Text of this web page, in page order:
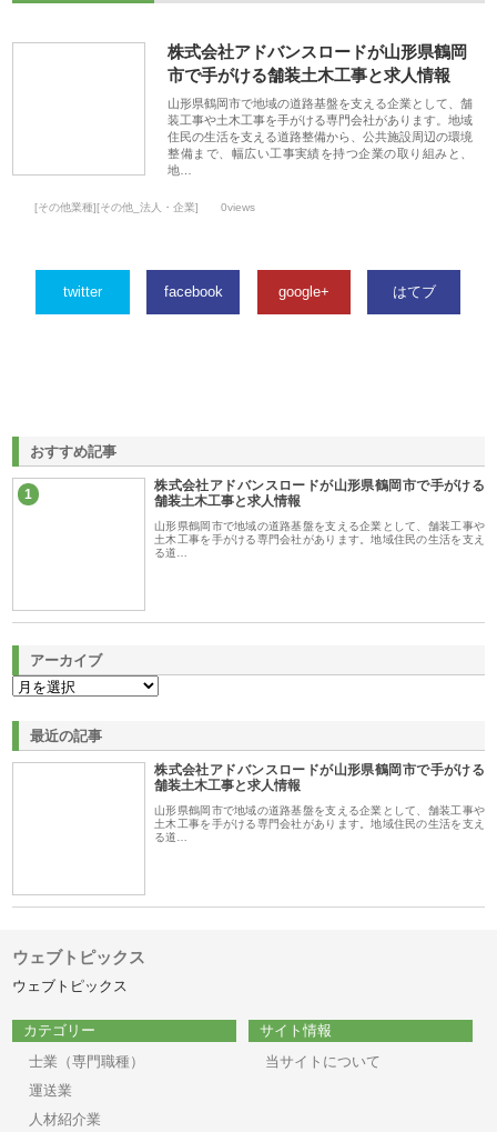
株式会社アドバンスロードが山形県鶴岡
市で手がける舗装土木工事と求人情報
山形県鶴岡市で地域の道路基盤を支える企業として、舗
装工事や土木工事を手がける専門会社があります。地域
住民の生活を支える道路整備から、公共施設周辺の環境
整備まで、幅広い工事実績を持つ企業の取り組みと、
地…
[その他業種][その他_法人・企業] 0views
twitter facebook google+ はてブ
おすすめ記事
1
株式会社アドバンスロードが山形県鶴岡市で手がける
舗装土木工事と求人情報
山形県鶴岡市で地域の道路基盤を支える企業として、舗装工事や
土木工事を手がける専門会社があります。地域住民の生活を支え
る道…
アーカイブ
最近の記事
株式会社アドバンスロードが山形県鶴岡市で手がける
舗装土木工事と求人情報
山形県鶴岡市で地域の道路基盤を支える企業として、舗装工事や
土木工事を手がける専門会社があります。地域住民の生活を支え
る道…
ウェブトピックス
ウェブトピックス
カテゴリー
士業（専門職種）
運送業
人材紹介業
サイト情報
当サイトについて